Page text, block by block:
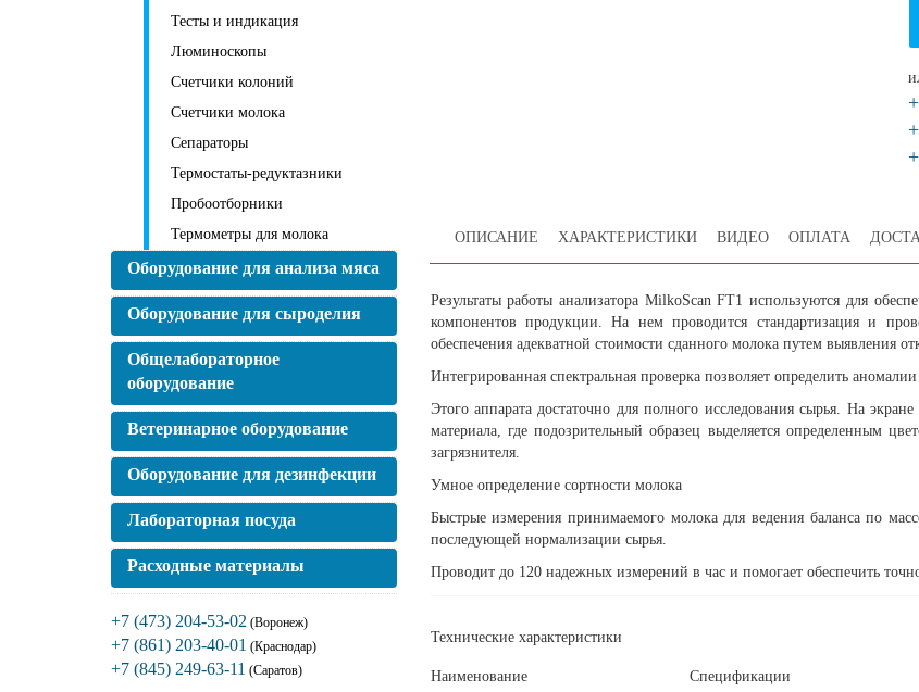
ОПИСАНИЕ ХАРАКТЕРИСТИКИ ВИДЕО ОПЛАТА
Результаты работы анализатора MilkoScan FT1 используются для
компонентов продукции. На нем проводится стандартизация и
обеспечения адекватной стоимости сданного молока путем выявления
Интегрированная спектральная проверка позволяет определить
Этого аппарата достаточно для полного исследования сырья. На
материала, где подозрительный образец выделяется определенным
загрязнителя.
Умное определение сортности молока
Быстрые измерения принимаемого молока для ведения баланса по
последующей нормализации сырья.
Проводит до 120 надежных измерений в час и помогает обеспечить
Технические характеристики
Наименование Спецификации
Тесты и индикация
Люминоскопы
Счетчики колоний
Счетчики молока
Сепараторы
Термостаты-редуктазники
Пробоотборники
Термометры для молока
Оборудование для анализа мяса
Оборудование для сыроделия
Общелабораторное
оборудование
Ветеринарное оборудование
Оборудование для дезинфекции
Лабораторная посуда
Расходные материалы
+7 (473) 204-53-02 (Воронеж)
+7 (861) 203-40-01 (Краснодар)
+7 (845) 249-63-11 (Саратов)